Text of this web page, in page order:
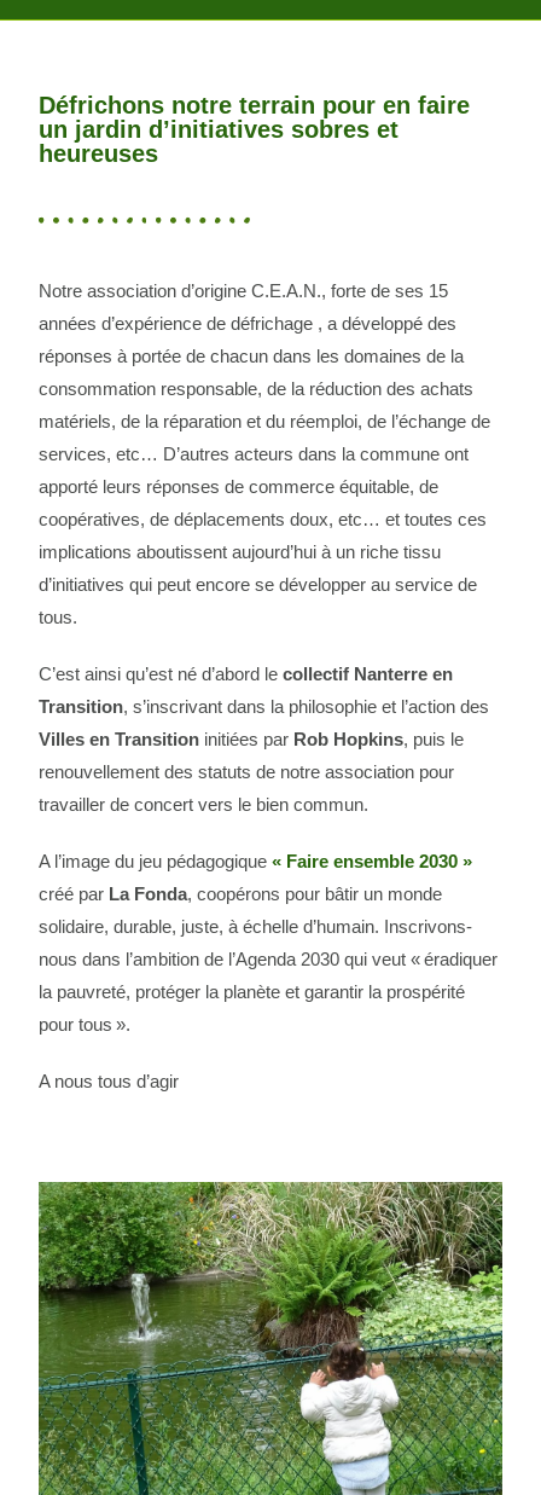
Défrichons notre terrain pour en faire
un jardin d’initiatives sobres et
heureuses
Notre association d’origine C.E.A.N., forte de ses 15
années d’expérience de défrichage , a développé des
réponses à portée de chacun dans les domaines de la
consommation responsable, de la réduction des achats
matériels, de la réparation et du réemploi, de l’échange de
services, etc… D’autres acteurs dans la commune ont
apporté leurs réponses de commerce équitable, de
coopératives, de déplacements doux, etc… et toutes ces
implications aboutissent aujourd’hui à un riche tissu
d’initiatives qui peut encore se développer au service de
tous.
C’est ainsi qu’est né d’abord lecollectif Nanterre en
Transition, s’inscrivant dans la philosophie et l’action des
Villes en Transition initiées par Rob Hopkins, puis le
renouvellement des statuts de notre association pour
travailler de concert vers le bien commun.
A l’image du jeu pédagogique« Faire ensemble 2030 »
créé par La Fonda, coopérons pour bâtir un monde
solidaire, durable, juste, à échelle d’humain. Inscrivons-
nous dans l’ambition de l’Agenda 2030 qui veut « éradiquer
la pauvreté, protéger la planète et garantir la prospérité
pour tous ».
A nous tous d’agir